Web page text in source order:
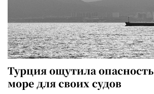
Турция ощутила
море для своих судов